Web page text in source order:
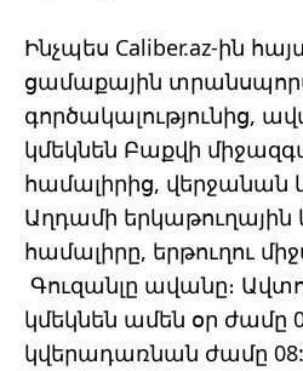
Ինչպես Caliber.az-ին
ցամաքային
գործակալությունից,
կմեկնեն Բաքվի
համալիրից, վերջանան
Աղդամի
համալիրը, երթուղու
Գուզանլը ավանը։
կմեկնեն ամեն օր ժամը
կվերադառնան ժամը